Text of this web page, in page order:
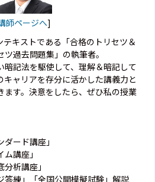
師ページへ]
キストである「合格のトリセツ＆
過去問題集」の執筆者。
記法を駆使して、理解＆暗記して
キャリアを存分に活かした講義力と
ます。決意をしたら、ぜひ私の授業
ード講座」
講座」
析講座」
答練」「全国公開模擬試験」解説